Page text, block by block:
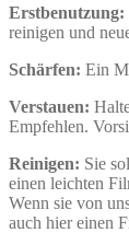
Erstbenutzung:
reinigen und
Schärfen: Ein
Verstauen:
Empfehlen.
Reinigen: Sie
einen leichten
Wenn sie von
auch hier einen